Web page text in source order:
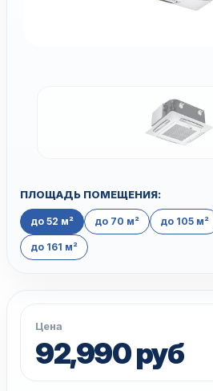
ПЛОЩАДЬ ПОМЕЩЕНИЯ:
до 52 м² до 70 м² до 105 м²
до 161 м²
Цена
92,990 руб